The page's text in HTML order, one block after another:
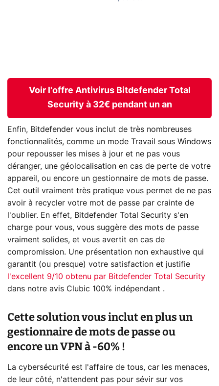
Voir l'offre Antivirus Bitdefender Total
Security à 32€ pendant un an
Enfin, Bitdefender vous inclut de très nombreuses
fonctionnalités, comme un mode Travail sous Windows
pour repousser les mises à jour et ne pas vous
déranger, une géolocalisation en cas de perte de votre
appareil, ou encore un gestionnaire de mots de passe.
Cet outil vraiment très pratique vous permet de ne pas
avoir à recycler votre mot de passe par crainte de
l'oublier. En effet, Bitdefender Total Security s'en
charge pour vous, vous suggère des mots de passe
vraiment solides, et vous avertit en cas de
compromission. Une présentation non exhaustive qui
garantit (ou presque) votre satisfaction et justifie
l'excellent 9/10 obtenu par Bitdefender Total Security
dans notre avis Clubic 100% indépendant .
Cette solution vous inclut en plus un
gestionnaire de mots de passe ou
encore un VPN à -60% !
La cybersécurité est l'affaire de tous, car les menaces,
de leur côté, n'attendent pas pour sévir sur vos